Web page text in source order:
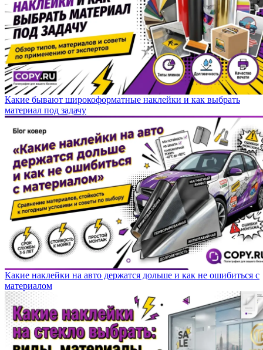
Какие бывают широкоформатные наклейки и как выбрать
материал под задачу
Какие наклейки на авто держатся дольше и как не ошибиться с
материалом